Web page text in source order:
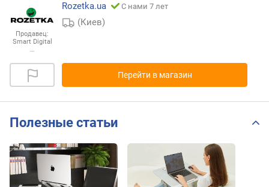
Продавец:
Smart Digital
…
Rozetka.ua
С нами 7 лет
(Киев)
Перейти в магазин
Полезные статьи